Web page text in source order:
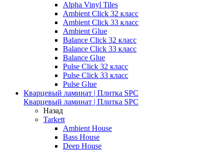
Alpha Vinyl Tiles
Ambient Click 32 класс
Ambient Click 33 класс
Ambient Glue
Balance Click 32 класс
Balance Click 33 класс
Balance Glue
Pulse Click 32 класс
Pulse Click 33 класс
Pulse Glue
Кварцевый ламинат | Плитка SPC
Кварцевый ламинат | Плитка SPC
Назад
Tarkett
Ambient House
Bass House
Deep House